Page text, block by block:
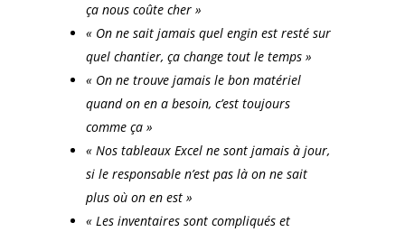
ça nous coûte cher »
« On ne sait jamais quel engin est resté sur
quel chantier, ça change tout le temps »
« On ne trouve jamais le bon matériel
quand on en a besoin, c’est toujours
comme ça »
« Nos tableaux Excel ne sont jamais à jour,
si le responsable n’est pas là on ne sait
plus où on en est »
« Les inventaires sont compliqués et